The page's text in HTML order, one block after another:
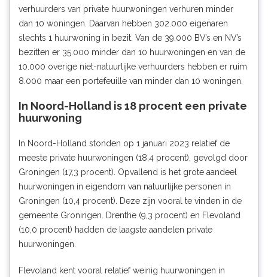
verhuurders van private huurwoningen verhuren minder
dan 10 woningen. Daarvan hebben 302.000 eigenaren
slechts 1 huurwoning in bezit. Van de 39.000 BV’s en NV’s
bezitten er 35.000 minder dan 10 huurwoningen en van de
10.000 overige niet-natuurlijke verhuurders hebben er ruim
8.000 maar een portefeuille van minder dan 10 woningen.
In Noord-Holland is 18 procent een private
huurwoning
In Noord-Holland stonden op 1 januari 2023 relatief de
meeste private huurwoningen (18,4 procent), gevolgd door
Groningen (17,3 procent). Opvallend is het grote aandeel
huurwoningen in eigendom van natuurlijke personen in
Groningen (10,4 procent). Deze zijn vooral te vinden in de
gemeente Groningen. Drenthe (9,3 procent) en Flevoland
(10,0 procent) hadden de laagste aandelen private
huurwoningen.
Flevoland kent vooral relatief weinig huurwoningen in